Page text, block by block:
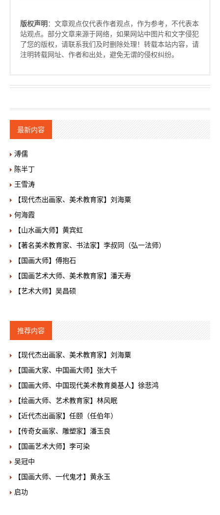
版权声明 ：文章观点仅代表作者观点，作为参考，不代表本
站观点。部分文章来源于网络，如果网站中图片和文字侵犯
了您的版权，请联系我们及时删除处理！转载本站内容，请
注明转载网址、作者和出处，避免无谓的侵权纠纷。
最新内容
溥儒
陈半丁
王雪涛
【现代杰出画家、美术教育家】刘海粟
何海霞
【山水画大师】黄宾虹
【著名美术教育家、书法家】李叔同（弘一法师）
【国画大师】傅抱石
【国画艺术大师、美术教育家】潘天寿
【艺术大师】吴昌硕
推荐内容
【现代杰出画家、美术教育家】刘海粟
【国画大家、中国画大师】张大千
【国画大师、中国现代美术教育奠基人】徐悲鸿
【绘画大师、艺术教育家】林风眠
【近代杰出画家】任颐（任伯年）
【传奇女画家、雕塑家】潘玉良
【国画艺术大师】李可染
吴冠中
【国画大师、一代鬼才】黄永玉
启功